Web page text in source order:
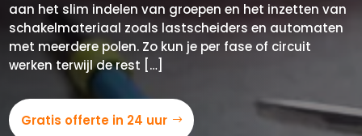
aan het slim indelen van groepen en het inzetten van
schakelmateriaal zoals lastscheiders en automaten
met meerdere polen.​ Zo kun je per fase of circuit
werken terwijl de rest […]
Gratis offerte in 24 uur